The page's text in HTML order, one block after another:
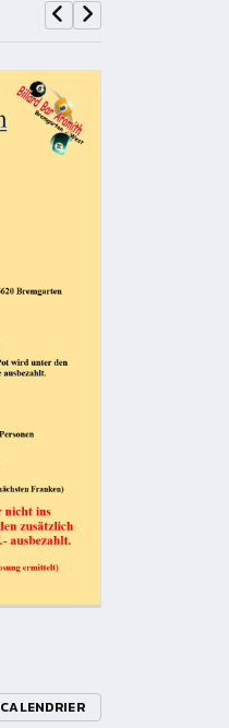
CALENDRIER